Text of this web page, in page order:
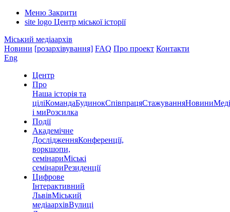
Меню Закрити
site logo Центр міської історії
Міський медіаархів
Новини [розархівування] FAQ Про проект Контакти
Eng
Центр
Про
Наша історія та
ціліКомандаБудинокСпівпрацяСтажуванняНовини
і миРозсилка
Події
Академічне
ДослідженняКонференції,
воркшопи,
семінариМіські
семінариРезиденції
Цифрове
Інтерактивний
ЛьвівМіський
медіаархівВулиці